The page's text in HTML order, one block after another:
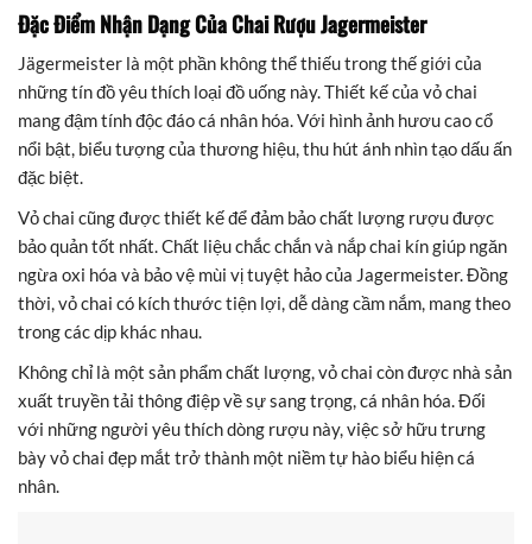
Đặc Điểm Nhận Dạng Của Chai Rượu Jagermeister
Jägermeister là một phần không thể thiếu trong thế giới của
những tín đồ yêu thích loại đồ uống này. Thiết kế của vỏ chai
mang đậm tính độc đáo cá nhân hóa. Với hình ảnh hươu cao cổ
nổi bật, biểu tượng của thương hiệu, thu hút ánh nhìn tạo dấu ấn
đặc biệt.
Vỏ chai cũng được thiết kế để đảm bảo chất lượng rượu được
bảo quản tốt nhất. Chất liệu chắc chắn và nắp chai kín giúp ngăn
ngừa oxi hóa và bảo vệ mùi vị tuyệt hảo của Jagermeister. Đồng
thời, vỏ chai có kích thước tiện lợi, dễ dàng cầm nắm, mang theo
trong các dịp khác nhau.
Không chỉ là một sản phẩm chất lượng, vỏ chai còn được nhà sản
xuất truyền tải thông điệp về sự sang trọng, cá nhân hóa. Đối
với những người yêu thích dòng rượu này, việc sở hữu trưng
bày vỏ chai đẹp mắt trở thành một niềm tự hào biểu hiện cá
nhân.